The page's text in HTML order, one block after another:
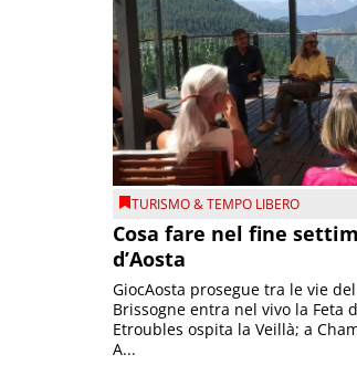
TURISMO & TEMPO LIBERO
Cosa fare nel fine
d’Aosta
GiocAosta prosegue tra le vie
Brissogne entra nel vivo la Feta
Etroubles ospita la Veillà; a
A...